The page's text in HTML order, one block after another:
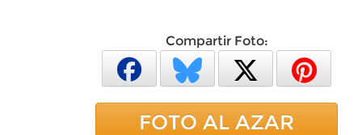
Compartir Foto:
FOTO AL AZAR